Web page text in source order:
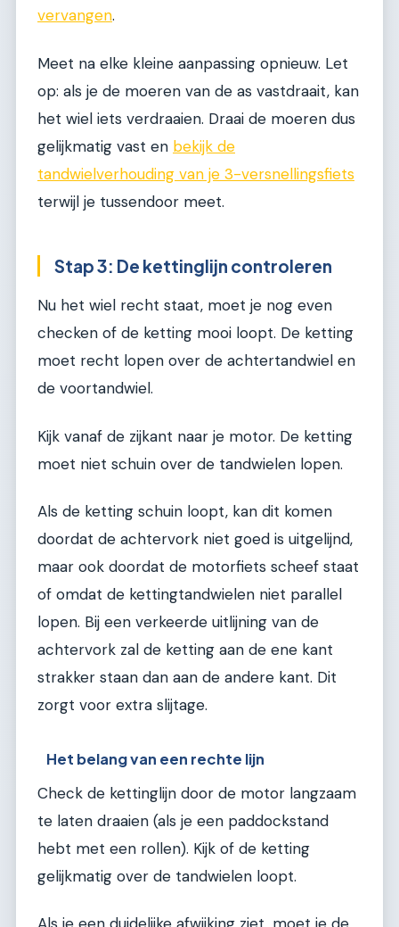
vervangen.
Meet na elke kleine aanpassing opnieuw. Let
op: als je de moeren van de as vastdraait, kan
het wiel iets verdraaien. Draai de moeren dus
gelijkmatig vast en bekijk de
tandwielverhouding van je 3-versnellingsfiets
terwijl je tussendoor meet.
Stap 3: De kettinglijn controleren
Nu het wiel recht staat, moet je nog even
checken of de ketting mooi loopt. De ketting
moet recht lopen over de achtertandwiel en
de voortandwiel.
Kijk vanaf de zijkant naar je motor. De ketting
moet niet schuin over de tandwielen lopen.
Als de ketting schuin loopt, kan dit komen
doordat de achtervork niet goed is uitgelijnd,
maar ook doordat de motorfiets scheef staat
of omdat de kettingtandwielen niet parallel
lopen. Bij een verkeerde uitlijning van de
achtervork zal de ketting aan de ene kant
strakker staan dan aan de andere kant. Dit
zorgt voor extra slijtage.
Het belang van een rechte lijn
Check de kettinglijn door de motor langzaam
te laten draaien (als je een paddockstand
hebt met een rollen). Kijk of de ketting
gelijkmatig over de tandwielen loopt.